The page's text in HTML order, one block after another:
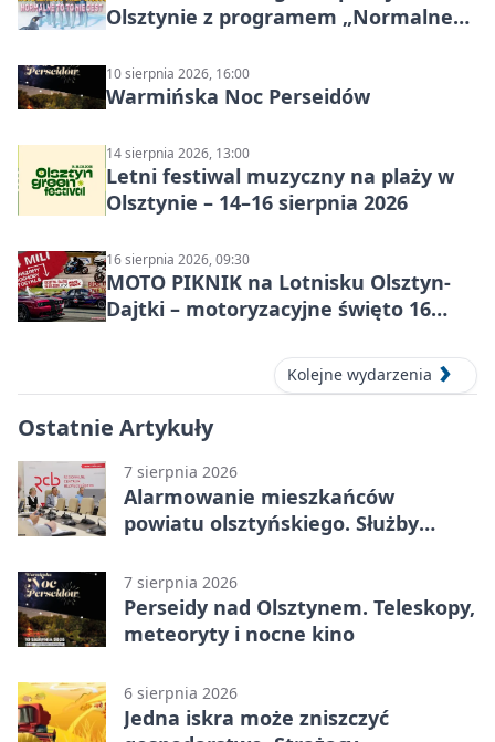
Olsztynie z programem „Normalne
10 sierpnia 2026, 16:00
Warmińska Noc Perseidów
14 sierpnia 2026, 13:00
Letni festiwal muzyczny na plaży w
Olsztynie – 14–16 sierpnia 2026
16 sierpnia 2026, 09:30
MOTO PIKNIK na Lotnisku Olsztyn-
Dajtki – motoryzacyjne święto 16
Kolejne wydarzenia
Ostatnie Artykuły
7 sierpnia 2026
Alarmowanie mieszkańców
powiatu olsztyńskiego. Służby
7 sierpnia 2026
Perseidy nad Olsztynem. Teleskopy,
meteoryty i nocne kino
6 sierpnia 2026
Jedna iskra może zniszczyć